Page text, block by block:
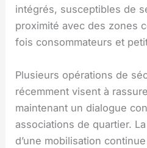
intégrés, susceptibles de
proximité avec des zones
fois consommateurs et
Plusieurs opérations de
récemment visent à
maintenant un dialogue
associations de quartier.
d’une mobilisation